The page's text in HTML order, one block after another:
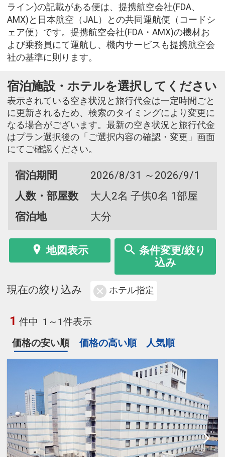
ライン)の記載がある便は、提携航空会社(FDA、
AMX)と日本航空（JAL）との共同運航便（コードシ
ェア便）です。提携航空会社(FDA・AMX)の機材お
よび乗務員にて運航し、機内サービスも提携航空会
社の基準に則ります。
宿泊施設・ホテルを選択してください
表示されている空き状況と旅行代金は一定時間ごと
に更新されるため、検索のタイミングにより変更に
なる場合がございます。最新の空き状況と旅行代金
はプラン選択後の「ご選択内容の確認・変更」画面
にてご確認ください。
宿泊期間
2026/8/31 ～2026/9/1
人数・部屋数
大人2名 子供0名 1部屋
宿泊地
大分
地図表示
条件変更/絞り
込み
現在の絞り込み ホテル指定
1 件中 1～1件表示
価格の安い順
価格の高い順 人気順